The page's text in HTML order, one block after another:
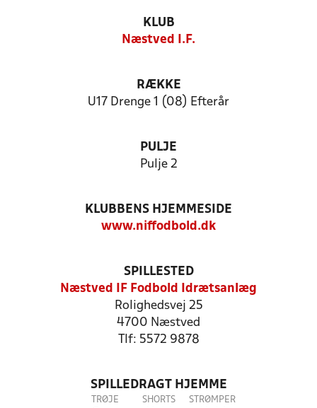
KLUB
Næstved I.F.
RÆKKE
U17 Drenge 1 (08) Efterår
PULJE
Pulje 2
KLUBBENS HJEMMESIDE
www.niffodbold.dk
SPILLESTED
Næstved IF Fodbold Idrætsanlæg
Rolighedsvej 25
4700 Næstved
Tlf: 5572 9878
SPILLEDRAGT HJEMME
TRØJE SHORTS STRØMPER